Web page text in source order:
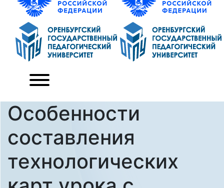
Особенности
составления
технологических